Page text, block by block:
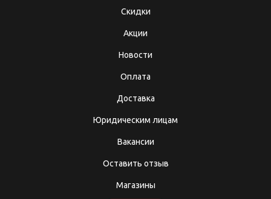
Скидки
Акции
Новости
Оплата
Доставка
Юридическим лицам
Вакансии
Оставить отзыв
Магазины